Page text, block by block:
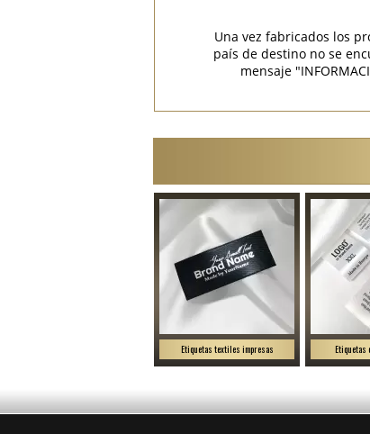
Una vez fabricados los
país de destino no se
mensaje
Etiquetas textiles impresas Etiquetas